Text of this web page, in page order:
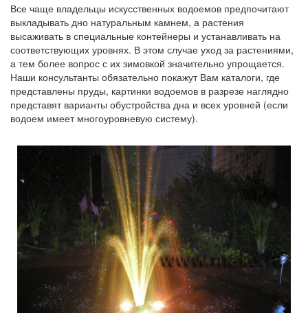
Все чаще владельцы искусственных водоемов предпочитают
выкладывать дно натуральным камнем, а растения
высаживать в специальные контейнеры и устанавливать на
соответствующих уровнях. В этом случае уход за растениями,
а тем более вопрос с их зимовкой значительно упрощается.
Наши консультанты обязательно покажут Вам каталоги, где
представлены пруды, картинки водоемов в разрезе наглядно
представят варианты обустройства дна и всех уровней (если
водоем имеет многоуровневую систему).